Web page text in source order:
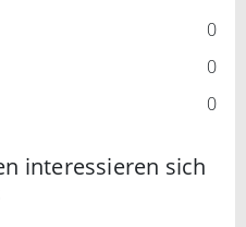
0
0
0
interessieren sich